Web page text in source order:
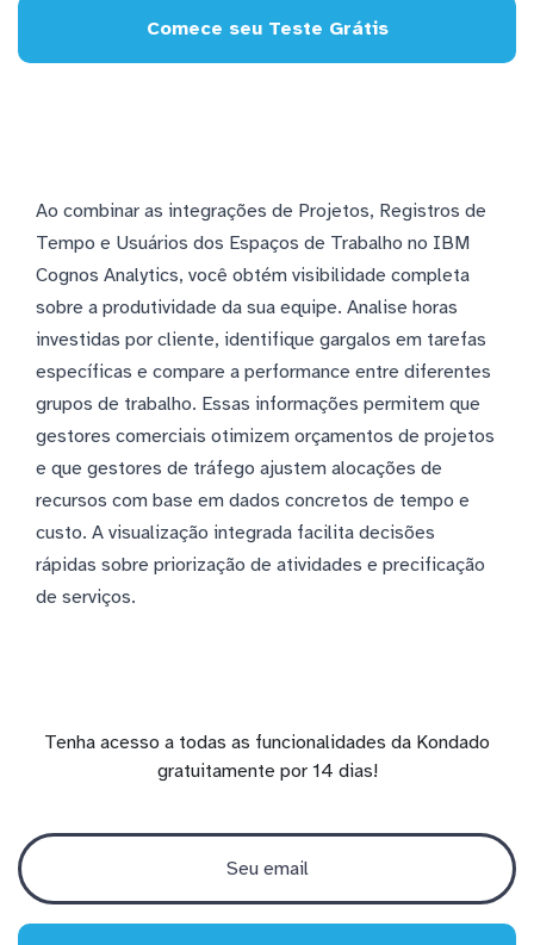
Comece seu Teste Grátis
Ao combinar as integrações de Projetos, Registros de
Tempo e Usuários dos Espaços de Trabalho no IBM
Cognos Analytics, você obtém visibilidade completa
sobre a produtividade da sua equipe. Analise horas
investidas por cliente, identifique gargalos em tarefas
específicas e compare a performance entre diferentes
grupos de trabalho. Essas informações permitem que
gestores comerciais otimizem orçamentos de projetos
e que gestores de tráfego ajustem alocações de
recursos com base em dados concretos de tempo e
custo. A visualização integrada facilita decisões
rápidas sobre priorização de atividades e precificação
de serviços.
Tenha acesso a todas as funcionalidades da Kondado
gratuitamente por 14 dias!